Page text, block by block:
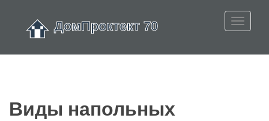
Виды напольных